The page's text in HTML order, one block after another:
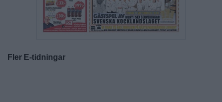
Fler E-tidningar